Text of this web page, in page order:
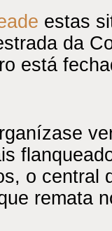
estas
da
está
o central
remata